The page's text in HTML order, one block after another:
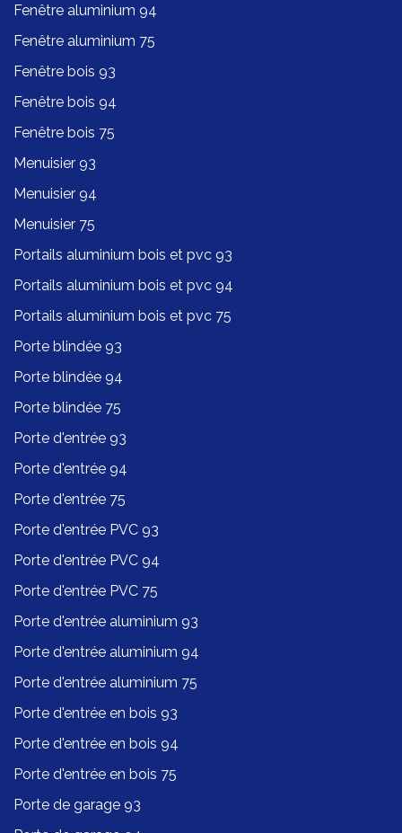
Fenêtre aluminium 94
Fenêtre aluminium 75
Fenêtre bois 93
Fenêtre bois 94
Fenêtre bois 75
Menuisier 93
Menuisier 94
Menuisier 75
Portails aluminium bois et pvc 93
Portails aluminium bois et pvc 94
Portails aluminium bois et pvc 75
Porte blindée 93
Porte blindée 94
Porte blindée 75
Porte d'entrée 93
Porte d'entrée 94
Porte d'entrée 75
Porte d'entrée PVC 93
Porte d'entrée PVC 94
Porte d'entrée PVC 75
Porte d'entrée aluminium 93
Porte d'entrée aluminium 94
Porte d'entrée aluminium 75
Porte d'entrée en bois 93
Porte d'entrée en bois 94
Porte d'entrée en bois 75
Porte de garage 93